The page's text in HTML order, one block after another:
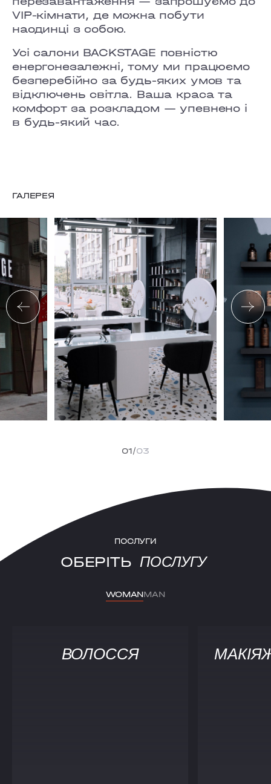
VIP-кімнати, де можна побути
наодинці з собою.
Усі салони BACKSTAGE повністю
енергонезалежні, тому ми працюємо
безперебійно за будь-яких умов та
відключень світла. Ваша краса та
комфорт за розкладом — упевнено і
в будь-який час.
ГАЛЕРЕЯ
01 03
ПОСЛУГИ
ОБЕРІТЬ ПОСЛУГУ
WOMANMAN
ВОЛОССЯ